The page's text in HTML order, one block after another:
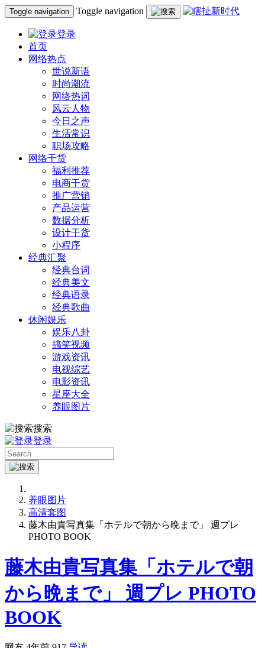
Toggle navigation Toggle navigation
登录
首页
网络热点
世说新语
时尚潮流
网络热词
风云人物
今日之声
生活常识
职场攻略
网络干货
福利推荐
电商干货
推广营销
产品运营
数据分析
设计干货
小程序
经典汇聚
经典台词
经典美文
经典语录
经典歌曲
休闲娱乐
娱乐八卦
搞笑视频
游戏资讯
电视综艺
电影资讯
星座大全
养眼图片
搜索
登录
养眼图片
高清套图
藤木由貴写真集「ホテルで朝から晩まで」 週プレ
PHOTO BOOK
藤木由貴写真集「ホテルで朝
から晩まで」 週プレ PHOTO
BOOK